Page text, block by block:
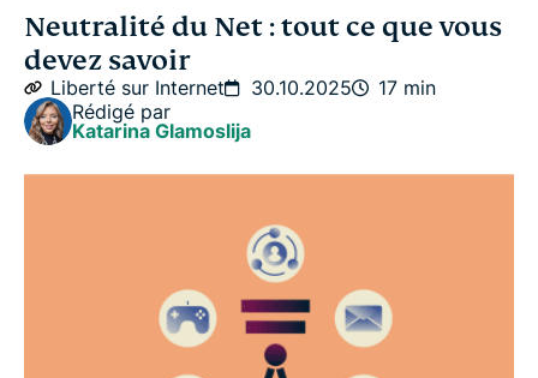
Qu'est-ce que la neutralité du Net et pourquoi
est-elle importante ?
Avantages et bénéfices de la neutralité du Net
Pourquoi les détracteurs s'opposent à la neutralité
Bref historique des règles de neutralité du Net
Points de vue des parties prenantes sur la
neutralité du Net
Neutralité du Net : tout ce que vous
devez savoir
Liberté sur Internet 30.10.2025
17 min
Rédigé par
Katarina Glamoslija